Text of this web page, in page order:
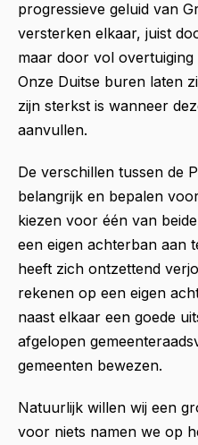
progressieve geluid van
versterken elkaar, juist
maar door vol
Onze Duitse buren laten
zijn sterkst is wanneer
aanvullen.
De verschillen tussen de
belangrijk en bepalen
kiezen voor één van
een eigen achterban aan
heeft zich ontzettend
rekenen op een eigen
naast elkaar een goede
afgelopen
gemeenten bewezen.
Natuurlijk willen wij een
voor niets namen we op